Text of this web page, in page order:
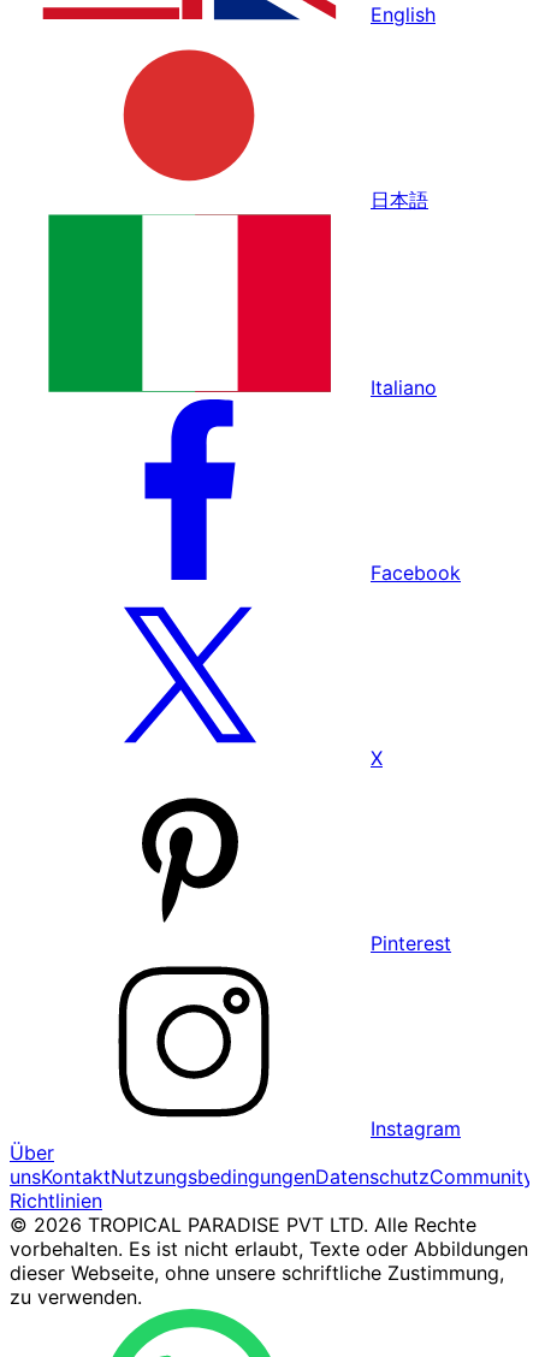
English
日本語
Italiano
Facebook
X
Pinterest
Instagram
Über
unsKontaktNutzungsbedingungenDatenschutz
Richtlinien
© 2026 TROPICAL PARADISE PVT LTD. Alle Rechte
vorbehalten. Es ist nicht erlaubt, Texte oder Abbildungen
dieser Webseite, ohne unsere schriftliche Zustimmung,
zu verwenden.